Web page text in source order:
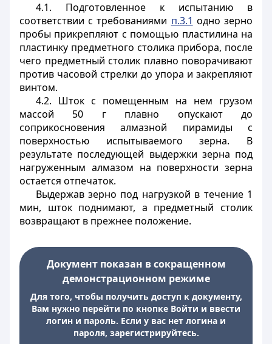
4.1. Подготовленное к испытанию в
соответствии с требованиями п.3.1 одно зерно
пробы прикрепляют с помощью пластилина на
пластинку предметного столика прибора, после
чего предметный столик плавно поворачивают
против часовой стрелки до упора и закрепляют
винтом.
4.2. Шток с помещенным на нем грузом
массой 50 г плавно опускают до
соприкосновения алмазной пирамиды с
поверхностью испытываемого зерна. В
результате последующей выдержки зерна под
нагруженным алмазом на поверхности зерна
остается отпечаток.
Выдержав зерно под нагрузкой в течение 1
мин, шток поднимают, а предметный столик
возвращают в прежнее положение.
Документ показан в сокращенном
демонстрационном режиме
Для того, чтобы получить доступ к документу,
Вам нужно перейти по кнопке Войти и ввести
логин и пароль. Если у вас нет логина и
пароля, зарегистрируйтесь.